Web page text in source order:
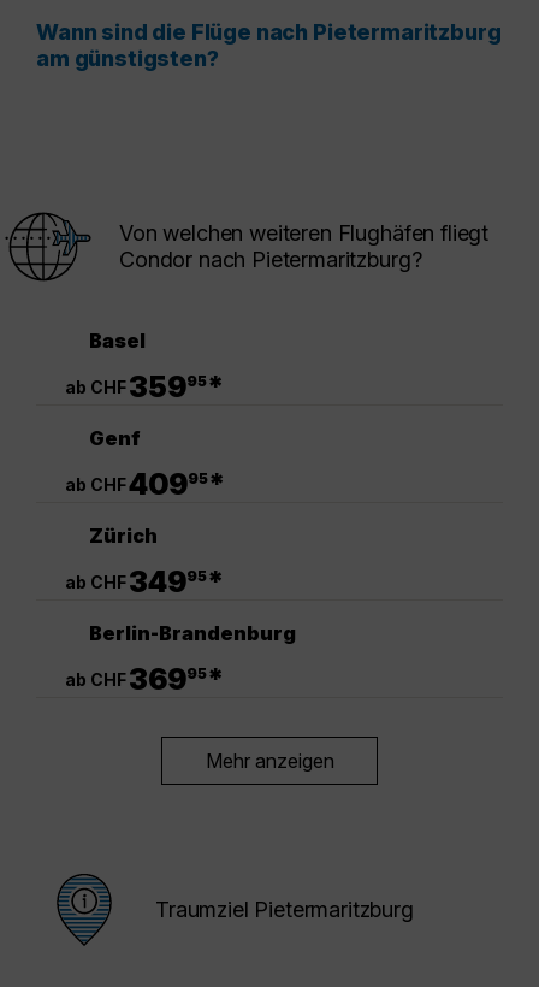
Wann sind die Flüge nach Pietermaritzburg
am günstigsten?
Von welchen weiteren Flughäfen fliegt
Condor nach Pietermaritzburg?
Basel
ab CHF35995*
Genf
ab CHF40995*
Zürich
ab CHF34995*
Berlin-Brandenburg
ab CHF36995*
Mehr anzeigen
Traumziel Pietermaritzburg